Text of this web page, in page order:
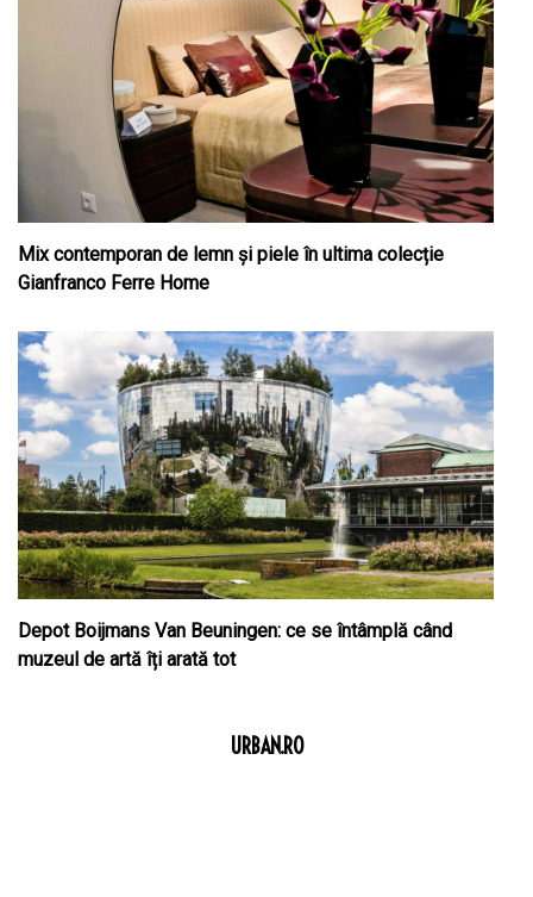
Mix contemporan de lemn şi piele în ultima colecție
Gianfranco Ferre Home
Depot Boijmans Van Beuningen: ce se întâmplă când
muzeul de artă îți arată tot
URBAN.RO